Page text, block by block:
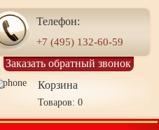
Телефон:
+7 (495) 132-60-59
Заказать обратный звонок
Корзина
Товаров: 0